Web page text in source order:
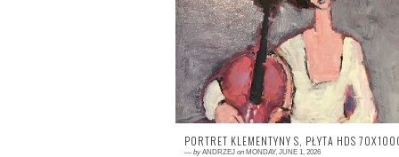
PORTRET KLEMENTYNY S, PŁYTA HDS
— by ANDRZEJ on MONDAY, JUNE 1, 2026